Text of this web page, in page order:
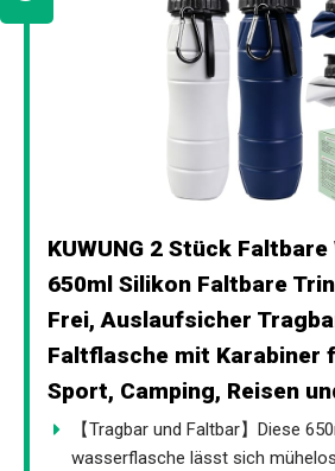
KUWUNG 2 Stück
650ml Silikon Faltbare
Frei, Auslaufsicher
Faltflasche mit Karabiner
Sport, Camping, Reisen
【Tragbar und Faltbar】Diese
wasserflasche lässt sich